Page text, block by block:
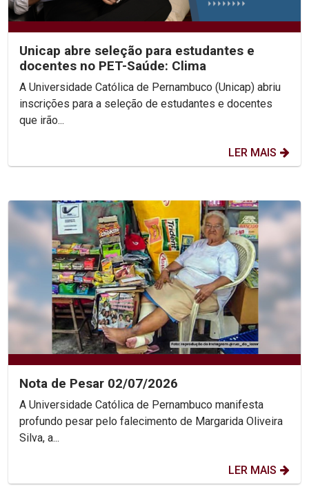
Unicap abre seleção para estudantes e
docentes no PET-Saúde: Clima
A Universidade Católica de Pernambuco (Unicap) abriu
inscrições para a seleção de estudantes e docentes
que irão...
LER MAIS
Nota de Pesar 02/07/2026
A Universidade Católica de Pernambuco manifesta
profundo pesar pelo falecimento de Margarida Oliveira
Silva, a...
LER MAIS